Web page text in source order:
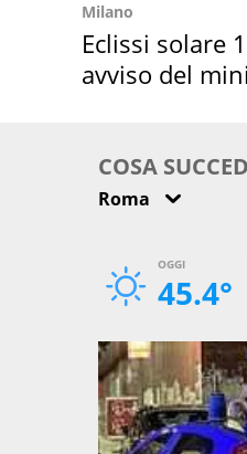
Milano
Eclissi solare
avviso del